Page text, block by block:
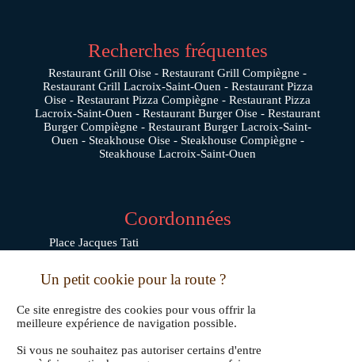
Recherches fréquentes
Restaurant Grill Oise
Restaurant Grill Compiègne
Restaurant Grill Lacroix-Saint-Ouen
Restaurant Pizza
Oise
Restaurant Pizza Compiègne
Restaurant Pizza
Lacroix-Saint-Ouen
Restaurant Burger Oise
Restaurant
Burger Compiègne
Restaurant Burger Lacroix-Saint-
Ouen
Steakhouse Oise
Steakhouse Compiègne
Steakhouse Lacroix-Saint-Ouen
Coordonnées
Place Jacques Tati
Un petit cookie pour la route ?
Ce site enregistre des cookies pour vous offrir la
meilleure expérience de navigation possible.
Si vous ne souhaitez pas autoriser certains d'entre